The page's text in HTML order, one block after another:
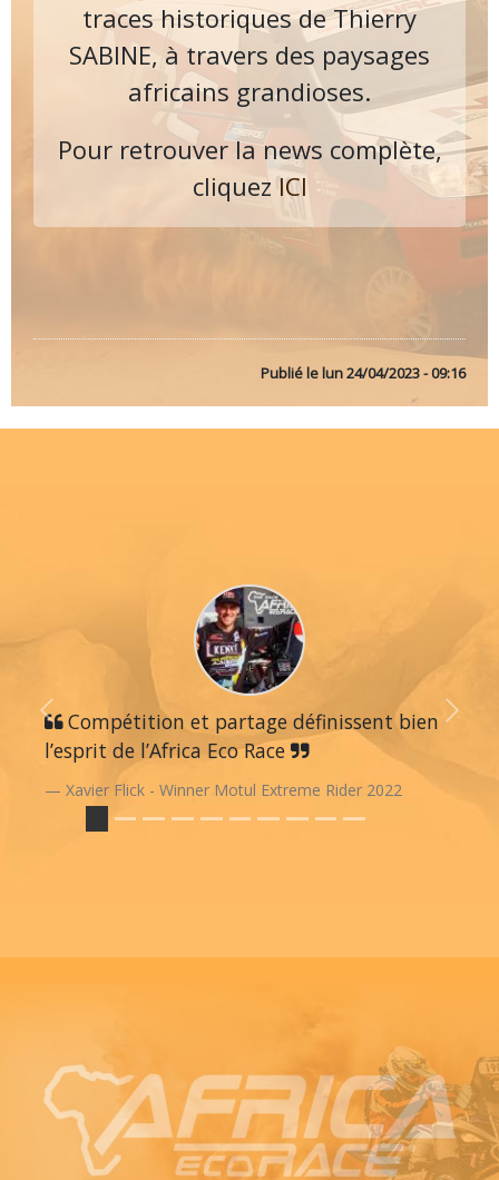
traces historiques de Thierry
SABINE, à travers des paysages
africains grandioses.
Pour retrouver la news complète,
cliquezICI
Publié lelun 24/04/2023 - 09:16
Compétition et partage définissent bien
l’esprit de l’Africa Eco Race
Xavier Flick - Winner Motul Extreme Rider 2022
Previous Next